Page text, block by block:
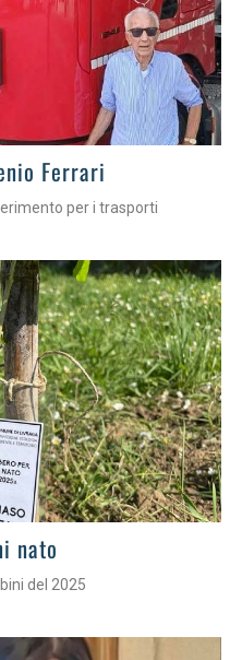
Ferrari
per i trasporti
nato
del 2025